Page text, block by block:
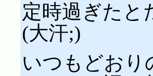
定時過ぎたと
(大汗;)
いつもどおり